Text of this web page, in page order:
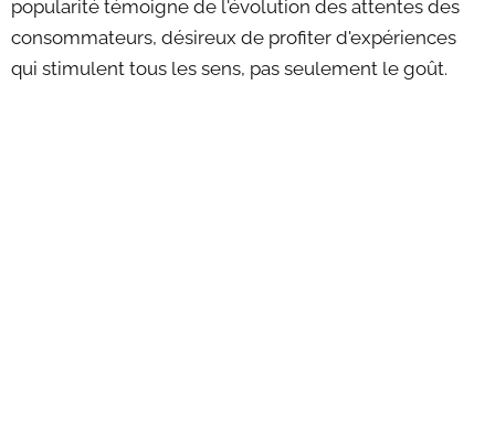
popularité témoigne de l'évolution des attentes des
consommateurs, désireux de profiter d'expériences
qui stimulent tous les sens, pas seulement le goût.